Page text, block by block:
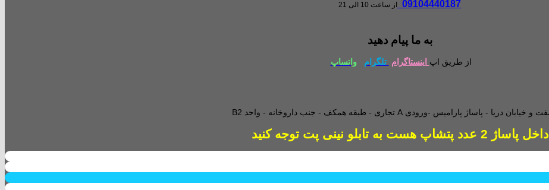
09104440187 از ساعت 10 الی 21
به ما پیام دهید
از طریق اپ اینستاگرام تلگرام واتساپ
طبقه همکف - جنب داروخانه - واحد B2
داخل پاساژ 2 عدد پتشاپ هست به تابلو نینی پت توجه کنید